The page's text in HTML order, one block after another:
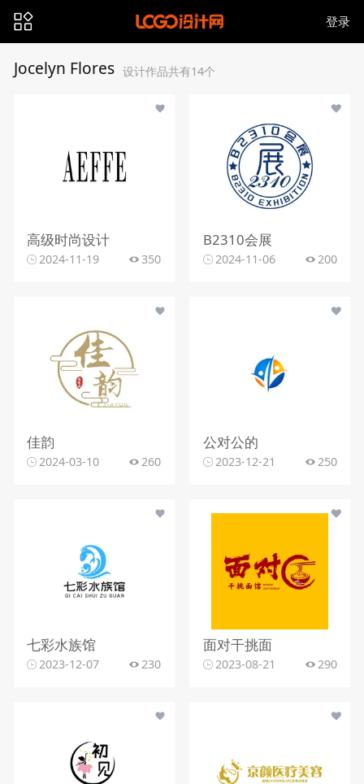
登录
Jocelyn Flores 设计作品共有14个
高级时尚设计
2024-11-19 350
B2310会展
2024-11-06 200
佳韵
2024-03-10 260
公对公的
2023-12-21 250
七彩水族馆
2023-12-07 230
面对干挑面
2023-08-21 290